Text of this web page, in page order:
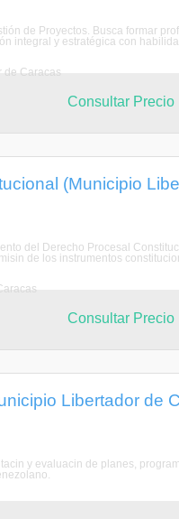
de Proyectos. Busca formar
integral y estratégica con
de Caracas
Consultar Precio
(Municipio
del Derecho Procesal
de los instrumentos
Consultar Precio
Libertador de
y evaluacin de planes,